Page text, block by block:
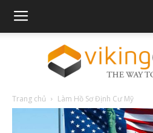
Trang chủ Làm Hồ Sơ Định Cư Mỹ